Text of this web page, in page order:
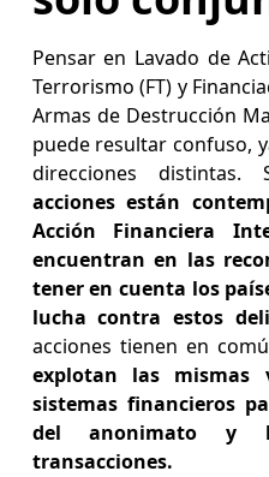
Pensar en Lavado de
Terrorismo (FT) y
Armas de Destrucción
puede resultar confuso,
direcciones
acciones están
Acción Financiera
encuentran en las
tener en cuenta los
lucha contra estos
acciones tienen en
explotan las mismas
sistemas financieros
del anonimato y
transacciones.